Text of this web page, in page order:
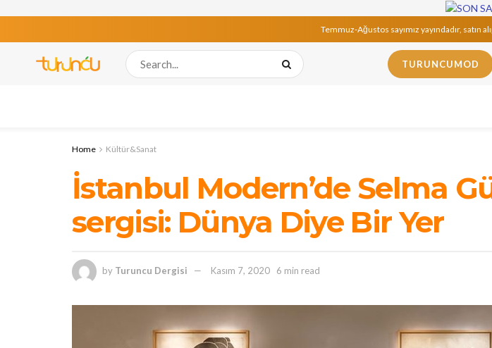
Temmuz-Ağustos sayımız yayındadır, satın
TURUNCUMOD
Home Kültür&Sanat
İstanbul Modern’de Selma
sergisi: Dünya Diye Bir Yer
by Turuncu Dergisi Kasım 7, 2020 6 min read